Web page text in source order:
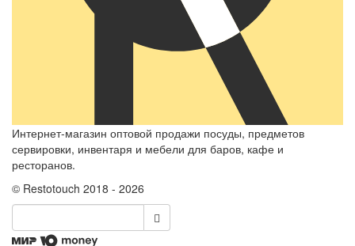
Интернет-магазин оптовой продажи посуды, предметов
сервировки, инвентаря и мебели для баров, кафе и
ресторанов.
© Restotouch 2018 - 2026